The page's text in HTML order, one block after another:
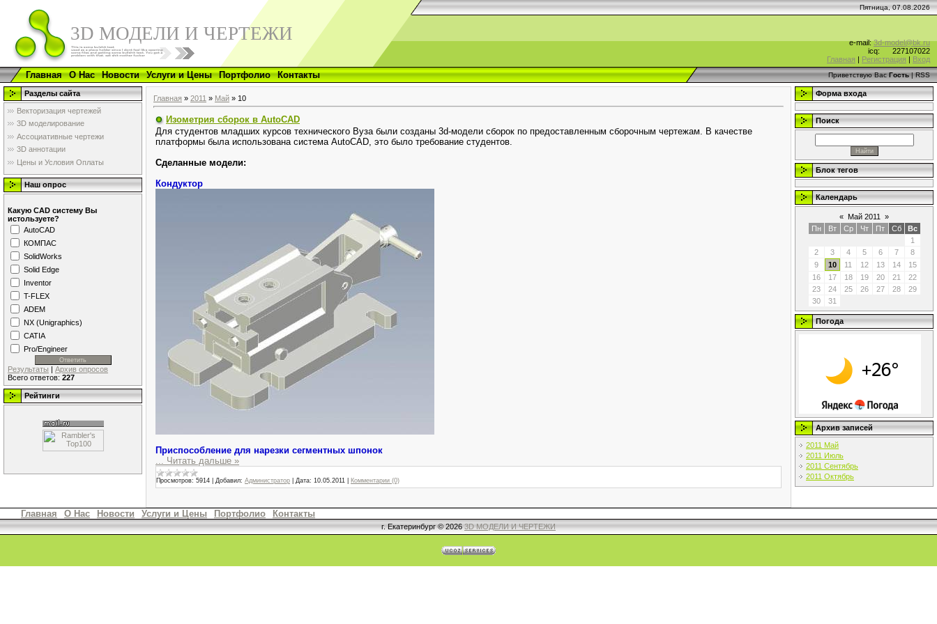
Пятница, 07.08.2026
3D МОДЕЛИ И ЧЕРТЕЖИ e-mail:3d-model@bk.ru
icq:
227107022
Главная | Регистрация | Вход
Главная О Нас Новости Услуги и Цены Портфолио Контакты Приветствую Вас Гость|RSS
Разделы сайта
Векторизация чертежей
3D моделирование
Ассоциативные чертежи
3D аннотации
Цены и Условия Оплаты
Наш опрос
Какую CAD систему Вы
истользуете?
AutoCAD
КОМПАС
SolidWorks
Solid Edge
Inventor
T-FLEX
ADEM
NX (Unigraphics)
CATIA
Pro/Engineer
Результаты | Архив опросов
Всего ответов: 227
Рейтинги
Главная » 2011 » Май » 10
Изометрия сборок в AutoCAD
Для студентов младших курсов технического Вуза были созданы 3d-модели сборок по предоставленным сборочным чертежам. В качестве
платформы была использована система AutoCAD, это было требование студентов.
Сделанные модели:
Кондуктор
Приспособление для нарезки сегментных шпонок
Читать дальше »
Просмотров: 5914 Добавил: Администратор Дата: 10.05.2011 Комментарии (0)
Форма входа
Поиск
Блок тегов
Календарь
« Май 2011
»
Пн
Вт Ср Чт Пт Сб
Вс
1
2
3 4 5 6 7
8
9
10 11 12 13 14
15
16
17 18 19 20 21
22
23
24 25 26 27 28
29
30
31
Погода
Архив записей
2011 Май
2011 Июль
2011 Сентябрь
2011 Октябрь
Главная О Нас Новости Услуги и Цены Портфолио Контакты
г. Екатеринбург © 2026 3D МОДЕЛИ И ЧЕРТЕЖИ